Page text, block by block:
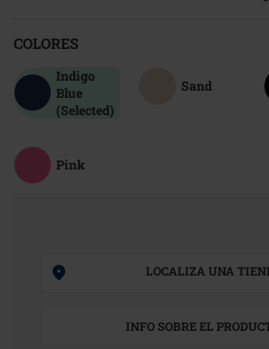
COLORES
Indigo
Blue
(Selected)
Sand
Pink
LOCALIZA UNA
INFO SOBRE EL